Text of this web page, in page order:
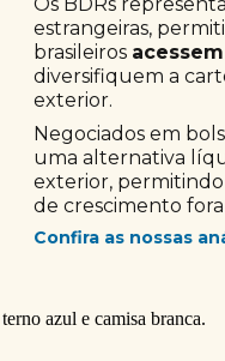
estrangeiras,
brasileiros
diversifiquem a
exterior.
Negociados em
uma alternativa
exterior,
de crescimento fora
Confira as nossas